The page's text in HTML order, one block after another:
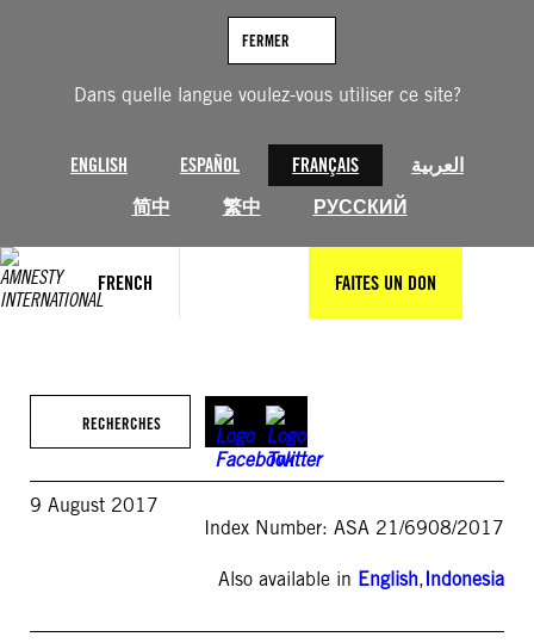
Dans quelle langue voulez-vous utiliser ce site?
ENGLISH ESPAÑOL FRANÇAIS
العربية
简中
繁中 РУССКИЙ
FERMER
FRENCH FAITES UN DON
RECHERCHES
9 August 2017
Index Number: ASA 21/6908/2017
Also available in English,Indonesia